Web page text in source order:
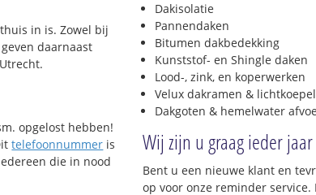
in is. Zowel bij
daarnaast
opgelost hebben!
telefoonnummer is
die in nood
Dakisolatie
Pannendaken
Bitumen dakbedekking
Kunststof- en Shingle daken
Lood-, zink, en koperwerken
Velux dakramen &
Dakgoten & hemelwater
Wij zijn u graag ieder
Bent u een nieuwe klant en
op voor onze reminder